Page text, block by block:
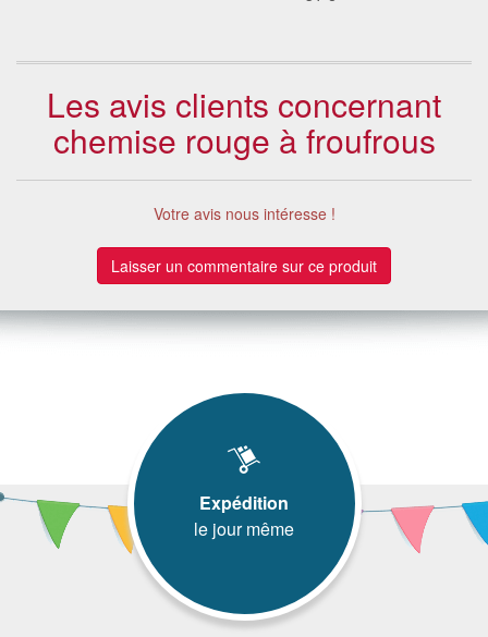
Les avis clients concernant
chemise rouge à froufrous
Votre avis nous intéresse !
Laisser un commentaire sur ce produit
Expédition
le jour même